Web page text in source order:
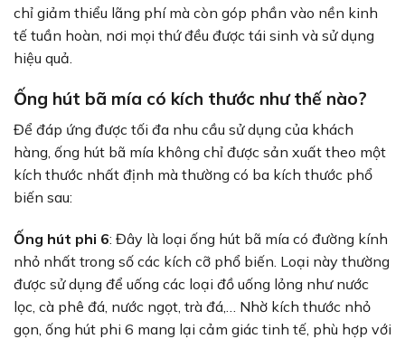
chỉ giảm thiểu lãng phí mà còn góp phần vào nền kinh
tế tuần hoàn, nơi mọi thứ đều được tái sinh và sử dụng
hiệu quả.
Ống hút bã mía có kích thước như thế nào?
Để đáp ứng được tối đa nhu cầu sử dụng của khách
hàng, ống hút bã mía không chỉ được sản xuất theo một
kích thước nhất định mà thường có ba kích thước phổ
biến sau:
Ống hút phi 6: Đây là loại ống hút bã mía có đường kính
nhỏ nhất trong số các kích cỡ phổ biến. Loại này thường
được sử dụng để uống các loại đồ uống lỏng như nước
lọc, cà phê đá, nước ngọt, trà đá,… Nhờ kích thước nhỏ
gọn, ống hút phi 6 mang lại cảm giác tinh tế, phù hợp với